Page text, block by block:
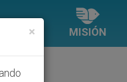
MISIÓN
×